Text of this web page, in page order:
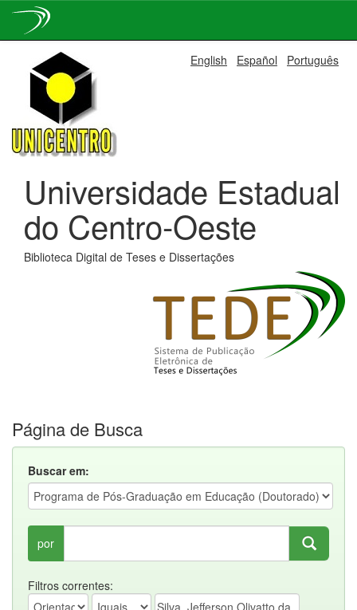
navigation
English Español Português
Universidade Estadual
do Centro-Oeste
Biblioteca Digital de Teses e Dissertações
Página de Busca
Buscar em:
por
Filtros correntes: